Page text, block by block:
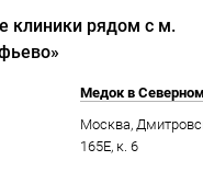
клиники рядом с м.
Медок в Северном
Москва,
165Е, к. 6